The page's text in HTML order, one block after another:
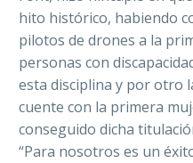
hito histórico, habiendo
pilotos de drones a la
personas con
esta disciplina y por otro
cuente con la primera
conseguido dicha
“Para nosotros es un